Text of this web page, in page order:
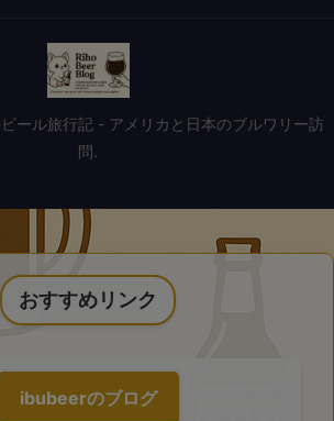
ール旅行記 - アメリカと日本のブルワリー訪
問.
おすすめリンク
ibubeerのブログ